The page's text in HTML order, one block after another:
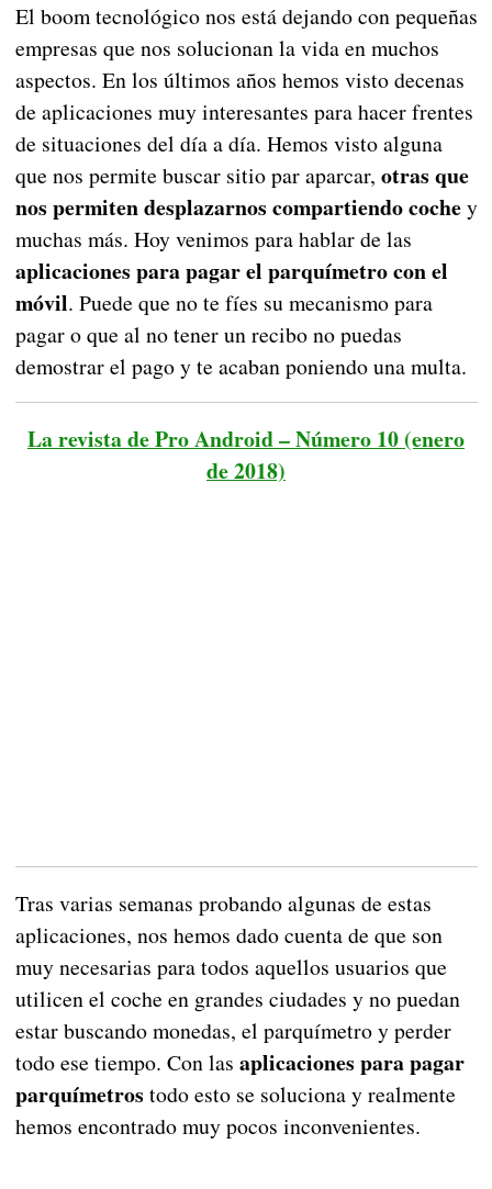
El boom tecnológico nos está dejando con pequeñas
empresas que nos solucionan la vida en muchos
aspectos. En los últimos años hemos visto decenas
de aplicaciones muy interesantes para hacer frentes
de situaciones del día a día. Hemos visto alguna
que nos permite buscar sitio par aparcar, otras que
nos permiten desplazarnos compartiendo cochey
muchas más. Hoy venimos para hablar de las
aplicaciones para pagar el parquímetro con el
móvil. Puede que no te fíes su mecanismo para
pagar o que al no tener un recibo no puedas
demostrar el pago y te acaban poniendo una multa.
La revista de Pro Android – Número 10 (enero
de 2018)
Tras varias semanas probando algunas de estas
aplicaciones, nos hemos dado cuenta de que son
muy necesarias para todos aquellos usuarios que
utilicen el coche en grandes ciudades y no puedan
estar buscando monedas, el parquímetro y perder
todo ese tiempo. Con las aplicaciones para pagar
parquímetros todo esto se soluciona y realmente
hemos encontrado muy pocos inconvenientes.